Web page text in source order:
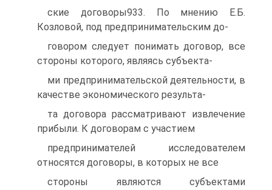
ские договоры933. По мнению Е.Б.
Козловой, под предпринимательским до-
говором следует понимать договор, все
стороны которого, являясь субъекта-
ми предпринимательской деятельности, в
качестве экономического результа-
та договора рассматривают извлечение
прибыли. К договорам с участием
предпринимателей исследователем
относятся договоры, в которых не все
стороны являются субъектами